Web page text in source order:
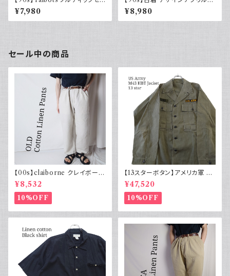
ーター ジップアップ メリノウー
ル 90年代 デザイン古着 ニット
¥7,980
ット レトロ アニマル柄 ブルー ブ
ラック モックネック 花柄 ハート
¥8,980
セール中の商品
【00s】claiborne クレイボーン
リネンコットンパンツ ツータック
¥8,532
10%OFF
【13スターボタン】アメリカ軍 M
43 HBT ジャケット パッチ 軍物
実物
¥47,520
10%OFF